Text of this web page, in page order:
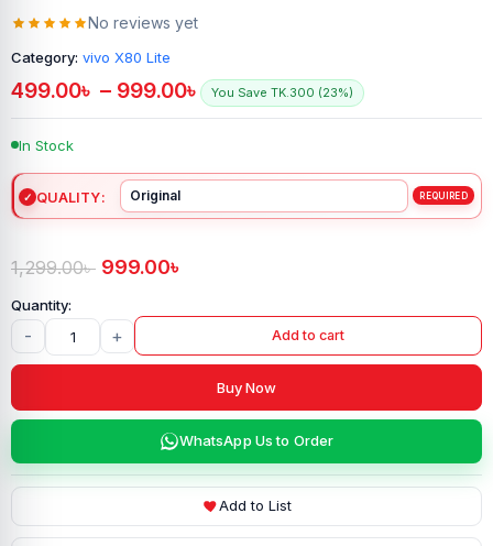
No reviews yet
Category: vivo X80 Lite
499.00৳ – 999.00৳ You Save TK.300 (23%)
In Stock
QUALITY
1,299.00৳ 999.00৳
- + Add to cart
Buy Now
WhatsApp Us to Order
Add to List